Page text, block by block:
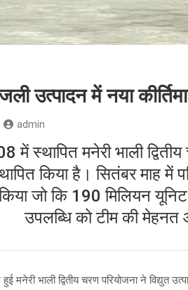
उत्पादन में नया
admin
में स्थापित मनेरी भाली
किया है। सितंबर माह
जो कि 190 मिलियन
उपलब्धि को टीम की मेहनत
मनेरी भाली द्वितीय चरण परियोजना ने विद्युत